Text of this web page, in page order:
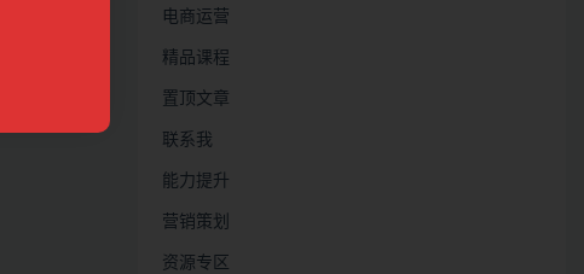
电商运营
精品课程
置顶文章
联系我
能力提升
营销策划
资源专区